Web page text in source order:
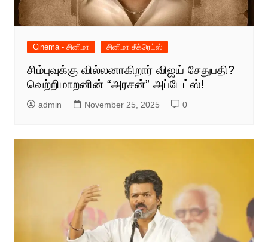
Cinema - சினிமா சினிமா சீக்ரெட்ஸ்
சிம்புவுக்கு வில்லனாகிறார் விஜய் சேதுபதி?
வெற்றிமாறனின் “அரசன்” அப்டேட்ஸ்!
admin November 25, 2025 0